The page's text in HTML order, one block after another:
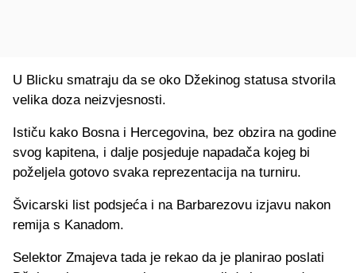
U Blicku smatraju da se oko Džekinog statusa stvorila
velika doza neizvjesnosti.
Ističu kako Bosna i Hercegovina, bez obzira na godine
svog kapitena, i dalje posjeduje napadača kojeg bi
poželjela gotovo svaka reprezentacija na turniru.
Švicarski list podsjeća i na Barbarezovu izjavu nakon
remija s Kanadom.
Selektor Zmajeva tada je rekao da je planirao poslati